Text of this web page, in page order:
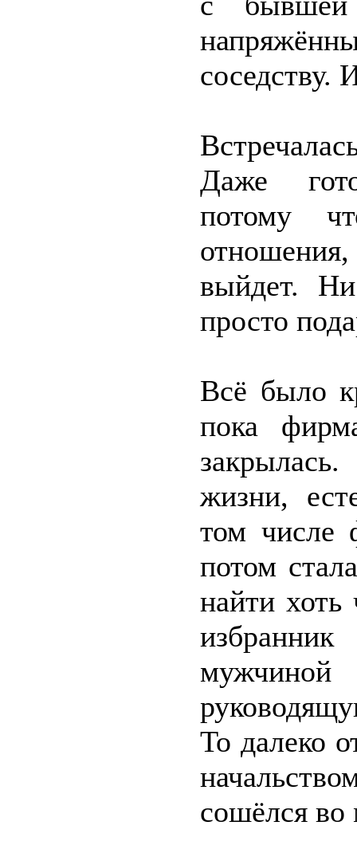
соседству.
Даже
потому
выйдет.
просто
Всё было
пока
жизни,
том числе
потом
найти хоть
То далеко
сошёлся во